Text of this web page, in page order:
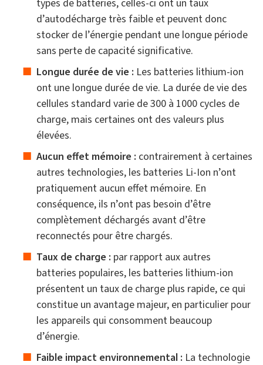
d’autodécharge très faible et peuvent donc
stocker de l’énergie pendant une longue période
sans perte de capacité significative.
Longue durée de vie : Les batteries lithium-ion
ont une longue durée de vie. La durée de vie des
cellules standard varie de 300 à 1000 cycles de
charge, mais certaines ont des valeurs plus
élevées.
Aucun effet mémoire : contrairement à certaines
autres technologies, les batteries Li-Ion n’ont
pratiquement aucun effet mémoire. En
conséquence, ils n’ont pas besoin d’être
complètement déchargés avant d’être
reconnectés pour être chargés.
Taux de charge : par rapport aux autres
batteries populaires, les batteries lithium-ion
présentent un taux de charge plus rapide, ce qui
constitue un avantage majeur, en particulier pour
les appareils qui consomment beaucoup
d’énergie.
Faible impact environnemental : La technologie